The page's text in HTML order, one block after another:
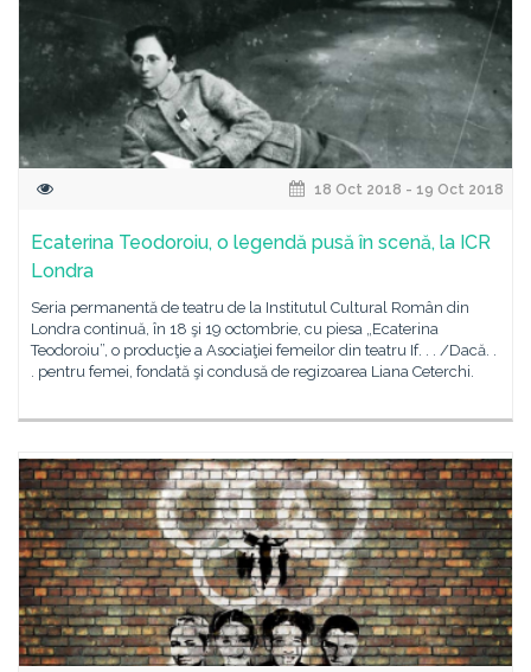
18 Oct 2018 - 19 Oct 2018
Ecaterina Teodoroiu, o legendă pusă în scenă, la ICR
Londra
Seria permanentă de teatru de la Institutul Cultural Român din
Londra continuă, în 18 şi 19 octombrie, cu piesa „Ecaterina
Teodoroiu”, o producţie a Asociaţiei femeilor din teatru If. . . /Dacă. .
. pentru femei, fondată şi condusă de regizoarea Liana Ceterchi.